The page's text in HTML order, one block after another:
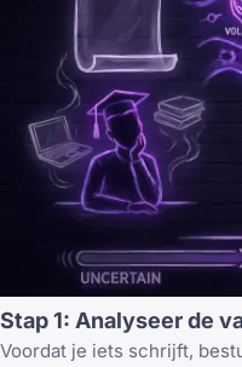
Stap 1: Analyseer de
Voordat je iets schrijft,